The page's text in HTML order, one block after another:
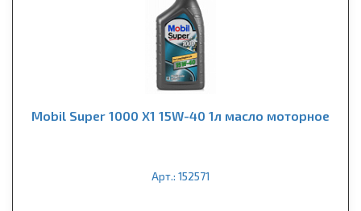
Mobil Super 1000 X1 15W-40 1л масло моторное
Арт.: 152571